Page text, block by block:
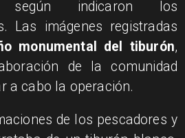
según indicaron los
Las imágenes registradas
monumental del tiburón,
de la comunidad
a cabo la operación.
de los pescadores y